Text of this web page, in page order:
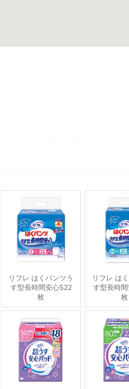
リフレ はくパンツう
す型長時間安心S22
枚
リフレ は
す型長時
枚